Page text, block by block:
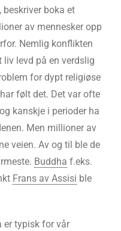
beskriver boka et
av mennesker opp
Nemlig konflikten
liv levd på en verdslig
for dypt religiøse
følt det. Det var ofte
kanskje i perioder ha
Men millioner av
veien. Av og til ble de
Buddha f.eks.
Frans av Assisi ble
er typisk for vår